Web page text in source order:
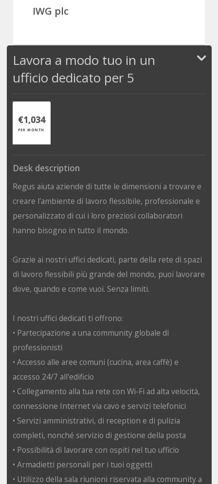
IWG plc
Lavora a modo tuo in un
ufficio dedicato per 5
€1,034
PER MONTH
Desk description
Regus aiuta aziende di tutte le dimensioni a trovare e
creare l'ambiente di lavoro flessibile, professionale e
personalizzato di cui i loro preziosi collaboratori
hanno bisogno in tutto il mondo.
Grazie ai nostri uffici dedicati, parte della rete di spazi
di lavoro flessibili più grande del mondo, puoi lavorare
dove, quando e come vuoi. Senza limiti.
I nostri uffici dedicati ti offrono:
• Partecipazione a una community globale di
professionisti
• Accesso alle aree comuni (cucina, area caffè) e
accesso 24/7 all'edificio
• Collegamento alla tua rete con Wi-Fi ad alta velocità,
connessione Internet via cavo e servizi telefonici
• Servizi amministrativi, di reception e di pulizia
completi, nonché servizio di gestione della posta
• Possibilità di lavorare con ospiti nel tuo ufficio
• Armadietti personali per i tuoi oggetti
• Utilizzo della sala riunioni riservata alla community a